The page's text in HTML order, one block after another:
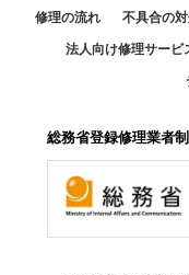
修理の流れ 不具合の
法人向け修理サービ
総務省登録修理業者